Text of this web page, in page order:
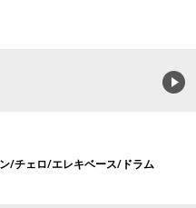
/チェロ/エレキベース/ドラム